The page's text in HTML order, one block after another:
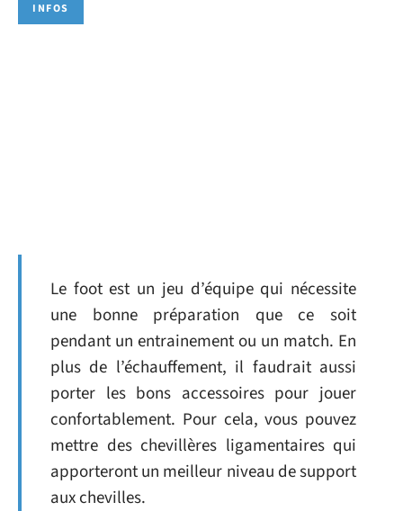
INFOS
Le foot est un jeu d’équipe qui nécessite
une bonne préparation que ce soit
pendant un entrainement ou un match. En
plus de l’échauffement, il faudrait aussi
porter les bons accessoires pour jouer
confortablement. Pour cela, vous pouvez
mettre des chevillères ligamentaires qui
apporteront un meilleur niveau de support
aux chevilles.